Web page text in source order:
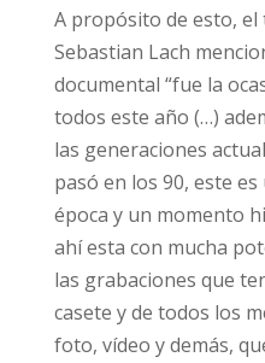
A propósito de esto, el
Sebastian Lach
documental “fue la
todos este año (…)
las generaciones
pasó en los 90, este
época y un momento
ahí esta con mucha
las grabaciones que
casete y de todos los
foto, vídeo y demás,